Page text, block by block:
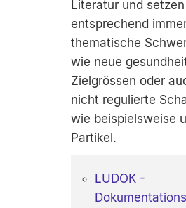
Literatur und setzen
entsprechend
thematische
wie neue
Zielgrössen oder
nicht regulierte
wie beispielsweise
Partikel.
LUDOK -